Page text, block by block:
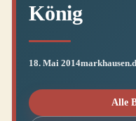
König
18. Mai 2014
Alle